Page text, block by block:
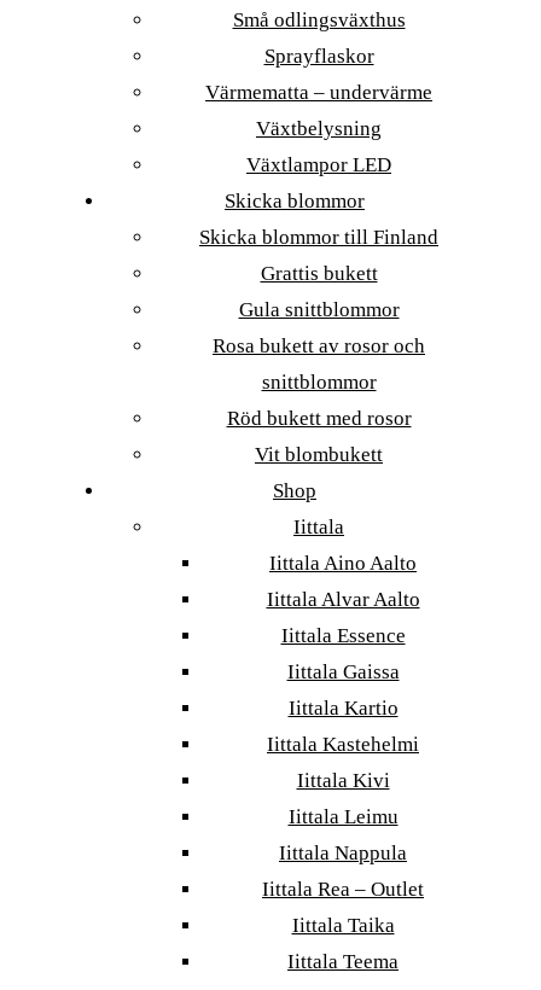
Små odlingsväxthus
Sprayflaskor
Värmematta – undervärme
Växtbelysning
Växtlampor LED
Skicka blommor
Skicka blommor till Finland
Grattis bukett
Gula snittblommor
Rosa bukett av rosor och
snittblommor
Röd bukett med rosor
Vit blombukett
Shop
Iittala
Iittala Aino Aalto
Iittala Alvar Aalto
Iittala Essence
Iittala Gaissa
Iittala Kartio
Iittala Kastehelmi
Iittala Kivi
Iittala Leimu
Iittala Nappula
Iittala Rea – Outlet
Iittala Taika
Iittala Teema